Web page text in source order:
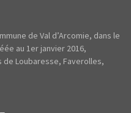
de Val d’Arcomie, dans le
au 1er janvier 2016,
Loubaresse, Faverolles,